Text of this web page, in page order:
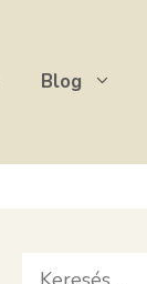
Blog
Keresés: